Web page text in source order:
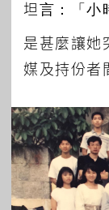
坦言：「小
是甚麼讓她
媒及持份者